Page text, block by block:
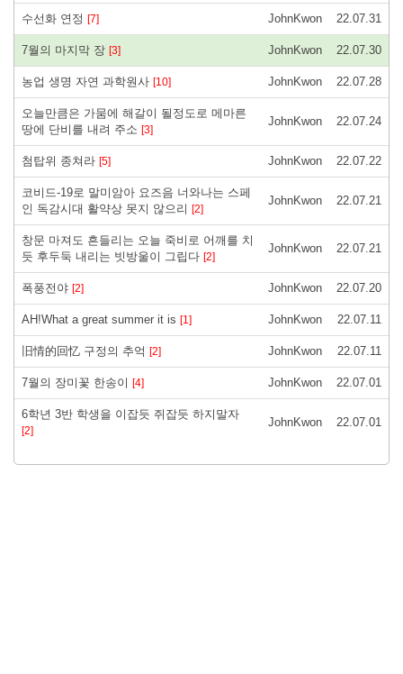
수선화 연정 [7] JohnKwon 22.07.31
7월의 마지막 장 [3] JohnKwon 22.07.30
농업 생명 자연 과학원사 [10] JohnKwon 22.07.28
오늘만큼은 가뭄에 해갈이 될정도로 메마른
땅에 단비를 내려 주소 [3]
JohnKwon 22.07.24
첨탑위 종쳐라 [5] JohnKwon 22.07.22
코비드-19로 말미암아 요즈음 너와나는 스페
인 독감시대 활약상 못지 않으리 [2]
JohnKwon 22.07.21
창문 마져도 흔들리는 오늘 죽비로 어깨를 치
듯 후두둑 내리는 빗방울이 그립다 [2]
JohnKwon 22.07.21
폭풍전야 [2] JohnKwon 22.07.20
AH!What a great summer it is [1] JohnKwon 22.07.11
旧情的回忆 구정의 추억 [2] JohnKwon 22.07.11
7월의 장미꽃 한송이 [4] JohnKwon 22.07.01
6학년 3반 학생을 이잡듯 쥐잡듯 하지말자
[2]
JohnKwon 22.07.01